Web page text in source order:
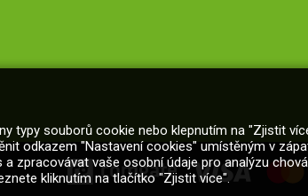
typy souborů cookie nebo klepnutím na "Zjistit
odkazem "Nastavení cookies" umístěným v
zpracovávat vaše osobní údaje pro analýzu
kliknutím na tlačítko "Zjistit více".